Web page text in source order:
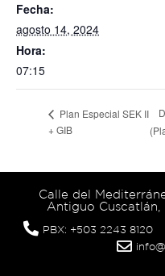
Fecha:
agosto 14, 2024
Hora:
07:15
Plan Especial SEK II
+ GIB
Calle del
Antiguo Cuscatlán,
PBX: +503 2243 8120